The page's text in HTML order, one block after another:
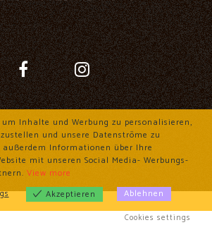
um Inhalte und Werbung zu personalisieren,
und unsere Datenströme zu
Informationen über Ihre
mit unseren Social Media- Werbungs-
View more
Akzeptieren Ablehnen
Cookies settings